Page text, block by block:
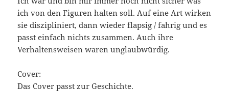
ich von den Figuren halten soll. Auf eine Art wirken
sie diszipliniert, dann wieder flapsig / fahrig und es
passt einfach nichts zusammen. Auch ihre
Verhaltensweisen waren unglaubwürdig.
Cover:
Das Cover passt zur Geschichte.